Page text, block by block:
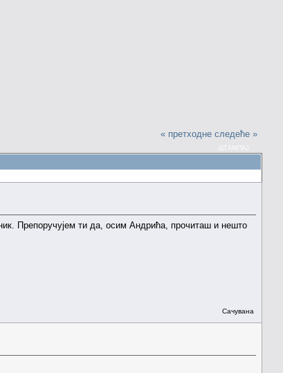
« претходне следеће »
Препоручујем ти да, осим Андрића, прочиташ и нешто
Сачувана